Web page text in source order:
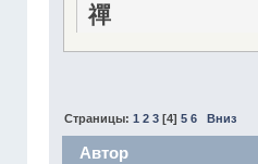
禪
Страницы: 1 2 3[4] 5 6 Вниз
Автор